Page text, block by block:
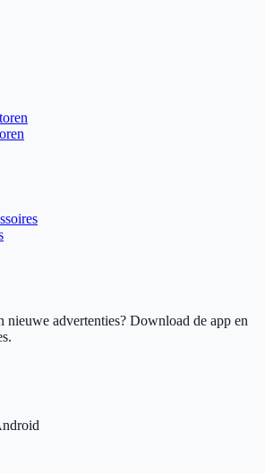
nieuwe advertenties? Download de app en